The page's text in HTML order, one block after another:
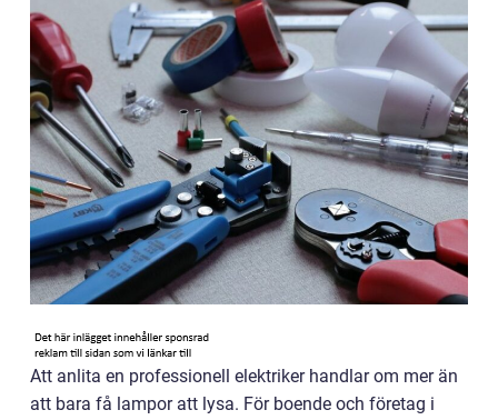
Att anlita en professionell elektriker handlar om mer än
att bara få lampor att lysa. För boende och företag i